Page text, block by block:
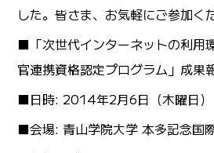
した。皆さま、お気軽にご参加く
■「次世代インターネットの利用
官連携資格認定プログラム」成果
■日時: 2014年2月6日（木曜日
■会場: 青山学院大学 本多記念国